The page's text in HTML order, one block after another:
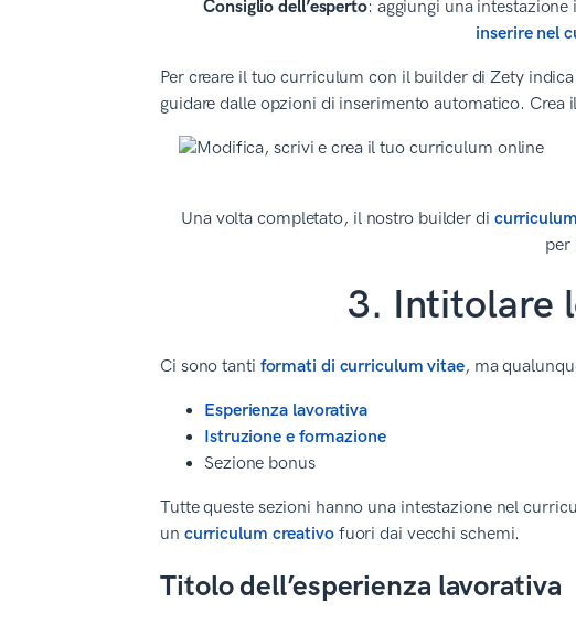
Consiglio dell’esperto: aggiungi una
inserire nel
Per creare il tuo curriculum con il builder di Zety
guidare dalle opzioni di inserimento automatico. Crea
Una volta completato, il nostro builder di
per
3. Intitolare
Ci sono tanti formati di curriculum vitae, ma
Esperienza lavorativa
Istruzione e formazione
Sezione bonus
Tutte queste sezioni hanno una intestazione nel
un curriculum creativofuori dai vecchi schemi.
Titolo dell’esperienza lavorativa